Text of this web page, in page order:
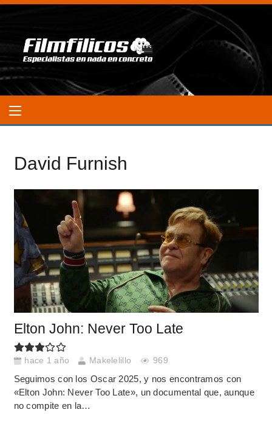
David Furnish
Elton John: Never Too Late
hace 1 año Makelelillo 969
Seguimos con los Oscar 2025, y nos encontramos con
«Elton John: Never Too Late», un documental que, aunque
no compite en la…